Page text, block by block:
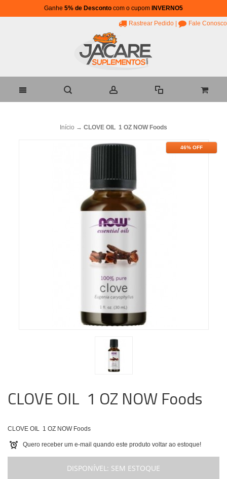
Ganhe 5% de Desconto com o cupom INVERNO5
Rastrear Pedido Fale Conosco
Início → CLOVE OIL 1 OZ NOW Foods
46% OFF
CLOVE OIL 1 OZ NOW Foods
CLOVE OIL 1 OZ NOW Foods
Quero receber um e-mail quando este produto voltar ao estoque!
DISPONÍVEL: SEM ESTOQUE